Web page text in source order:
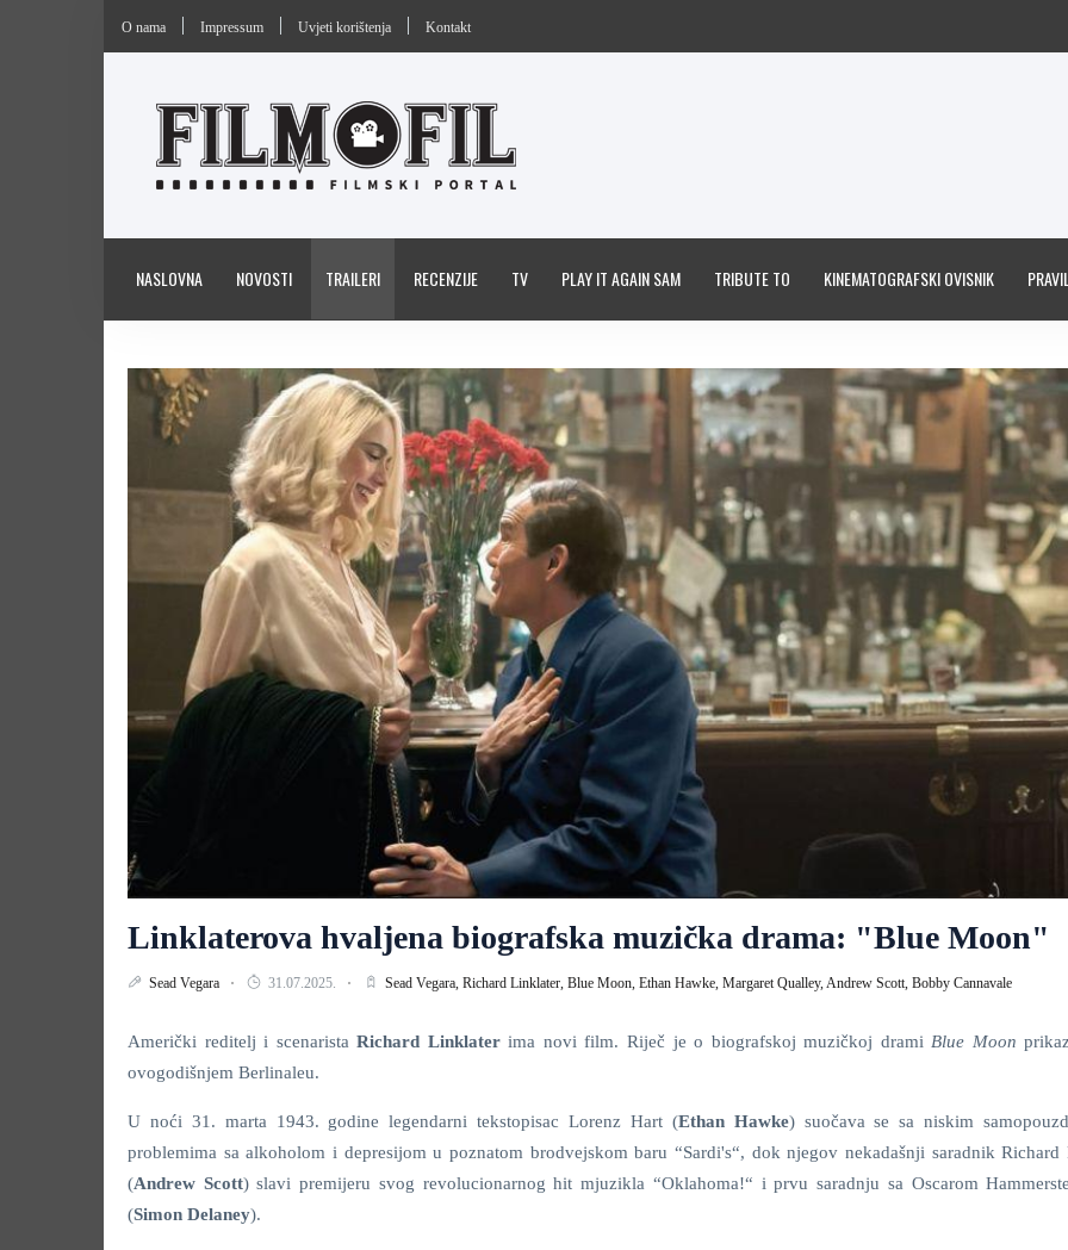
O nama Impressum Uvjeti korištenja Kontakt
NASLOVNA NOVOSTI TRAILERI RECENZIJE TV PLAY IT AGAIN SAM TRIBUTE TO KINEMATOGRAFSKI OVISNIK
Linklaterova hvaljena biografska muzička drama: "Blue Moon"
Sead Vegara 31.07.2025. Sead Vegara, Richard Linklater, Blue Moon, Ethan Hawke, Margaret Qualley,Andrew Scott, Bobby Cannavale
Američki reditelj i scenaristaRichard Linklaterima novi film. Riječ je o biografskoj muzičkoj drami Blue Moon
ovogodišnjem Berlinaleu.
U noći 31. marta 1943. godine legendarni tekstopisac Lorenz Hart (Ethan Hawke) suočava se sa niskim
problemima sa alkoholom i depresijom u poznatom brodvejskom baru “Sardi's“, dok njegov nekadašnji saradnik Richard
(Andrew Scott) slavi premijeru svog revolucionarnog hit mjuzikla “Oklahoma!“ i prvu saradnju sa Oscarom
(Simon Delaney).